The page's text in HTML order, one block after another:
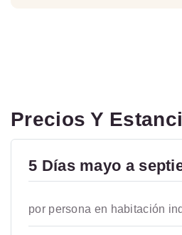
Precios Y
5 Días mayo a
por persona en habitación